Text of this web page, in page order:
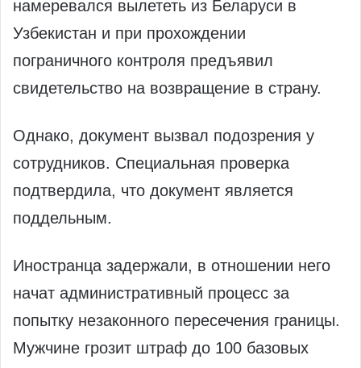
намеревался вылететь из Беларуси в
Узбекистан и при прохождении
пограничного контроля предъявил
свидетельство на возвращение в страну.
Однако, документ вызвал подозрения у
сотрудников. Специальная проверка
подтвердила, что документ является
поддельным.
Иностранца задержали, в отношении него
начат административный процесс за
попытку незаконного пересечения границы.
Мужчине грозит штраф до 100 базовых